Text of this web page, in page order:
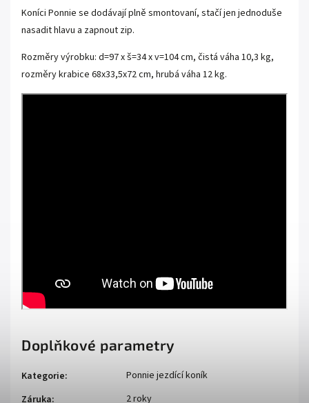
Koníci Ponnie se dodávají plně smontovaní, stačí jen jednoduše
nasadit hlavu a zapnout zip.
Rozměry výrobku: d=97 x š=34 x v=104 cm, čistá váha 10,3 kg,
rozměry krabice 68x33,5x72 cm, hrubá váha 12 kg.
Doplňkové parametry
Kategorie:
Ponnie jezdící koník
Záruka: 2 roky